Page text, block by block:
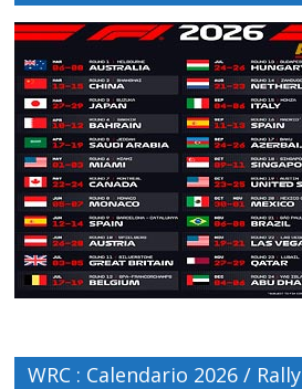
WRC : Calendario 2026 / Rally